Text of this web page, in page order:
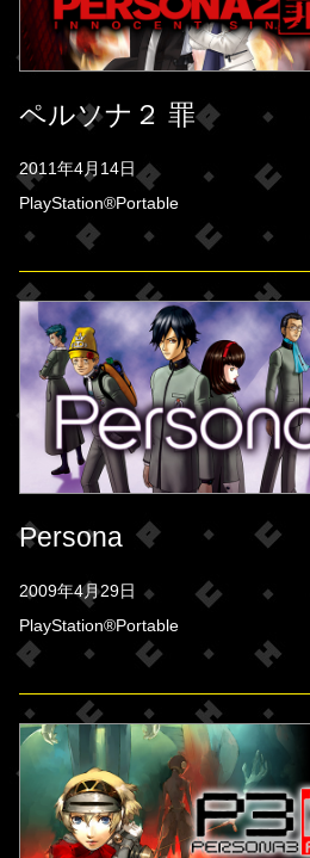
ペルソナ２ 罪
2011年4月14日
PlayStation®Portable
Persona
2009年4月29日
PlayStation®Portable